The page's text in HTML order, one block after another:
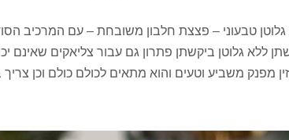
טבעוני – פצצת חלבון משובחת – עם המרכיב
ללא גלוטן ביקשתן פתרון גם עבור צליאקים שאינם
מפנק משביע וטעים והוא מתאים לכולם כולם וכן צריך